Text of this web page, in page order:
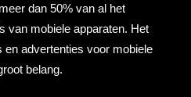
dan 50% van al het
van mobiele apparaten. Het
advertenties voor mobiele
belang.